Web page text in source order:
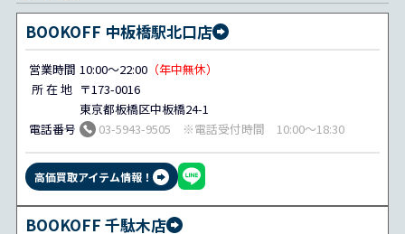
BOOKOFF 中板橋駅北口店
営業時間 10:00～22:00（年中無休）
所 在 地 〒173-0016
東京都板橋区中板橋24-1
電話番号
03-5943-9505 ※電話受付時間 10:00～18:30
高価買取アイテム情報！
BOOKOFF 千駄木店